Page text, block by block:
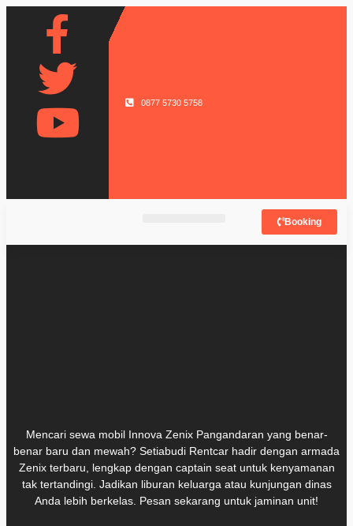
0877 5730 5758
Booking
Mencari sewa mobil Innova Zenix Pangandaran yang benar-
benar baru dan mewah? Setiabudi Rentcar hadir dengan armada
Zenix terbaru, lengkap dengan captain seat untuk kenyamanan
tak tertandingi. Jadikan liburan keluarga atau kunjungan dinas
Anda lebih berkelas. Pesan sekarang untuk jaminan unit!